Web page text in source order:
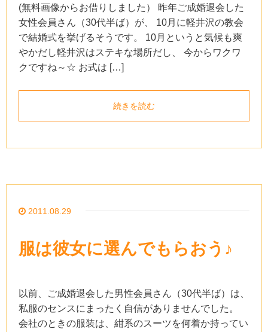
(無料画像からお借りしました） 昨年ご成婚退会した
女性会員さん（30代半ば）が、 10月に軽井沢の教会
で結婚式を挙げるそうです。 10月というと気候も爽
やかだし軽井沢はステキな場所だし、 今からワクワ
クですね～☆ お式は […]
続きを読む
2011.08.29
服は彼女に選んでもらおう♪
以前、ご成婚退会した男性会員さん（30代半ば）は、
私服のセンスにまったく自信がありませんでした。
会社のときの服装は、紺系のスーツを何着か持ってい